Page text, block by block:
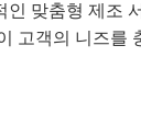
인 맞춤형 제조
고객의 니즈를